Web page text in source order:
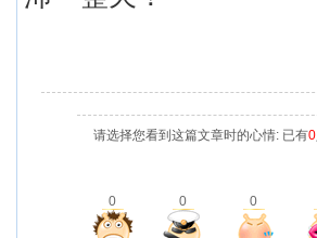
请选择您看到这篇文章时的心情: 已有0
0 0 0